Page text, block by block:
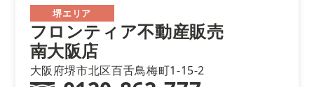
堺エリア
フロンティア不動産販売
南大阪店
大阪府堺市北区百舌鳥梅町1-15-2